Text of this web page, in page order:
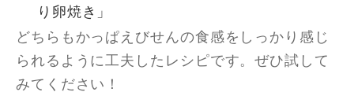
り卵焼き」
どちらもかっぱえびせんの食感をしっかり感じ
られるように工夫したレシピです。ぜひ試して
みてください！